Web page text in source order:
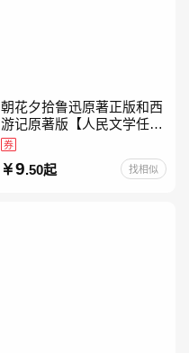
朝花夕拾鲁迅原著正版和西
游记原著版【人民文学任
选】七年级上册全新升级新
增思维导图必读正版课外书
初中名著语文书目初一课外
券
9.50起 找相似